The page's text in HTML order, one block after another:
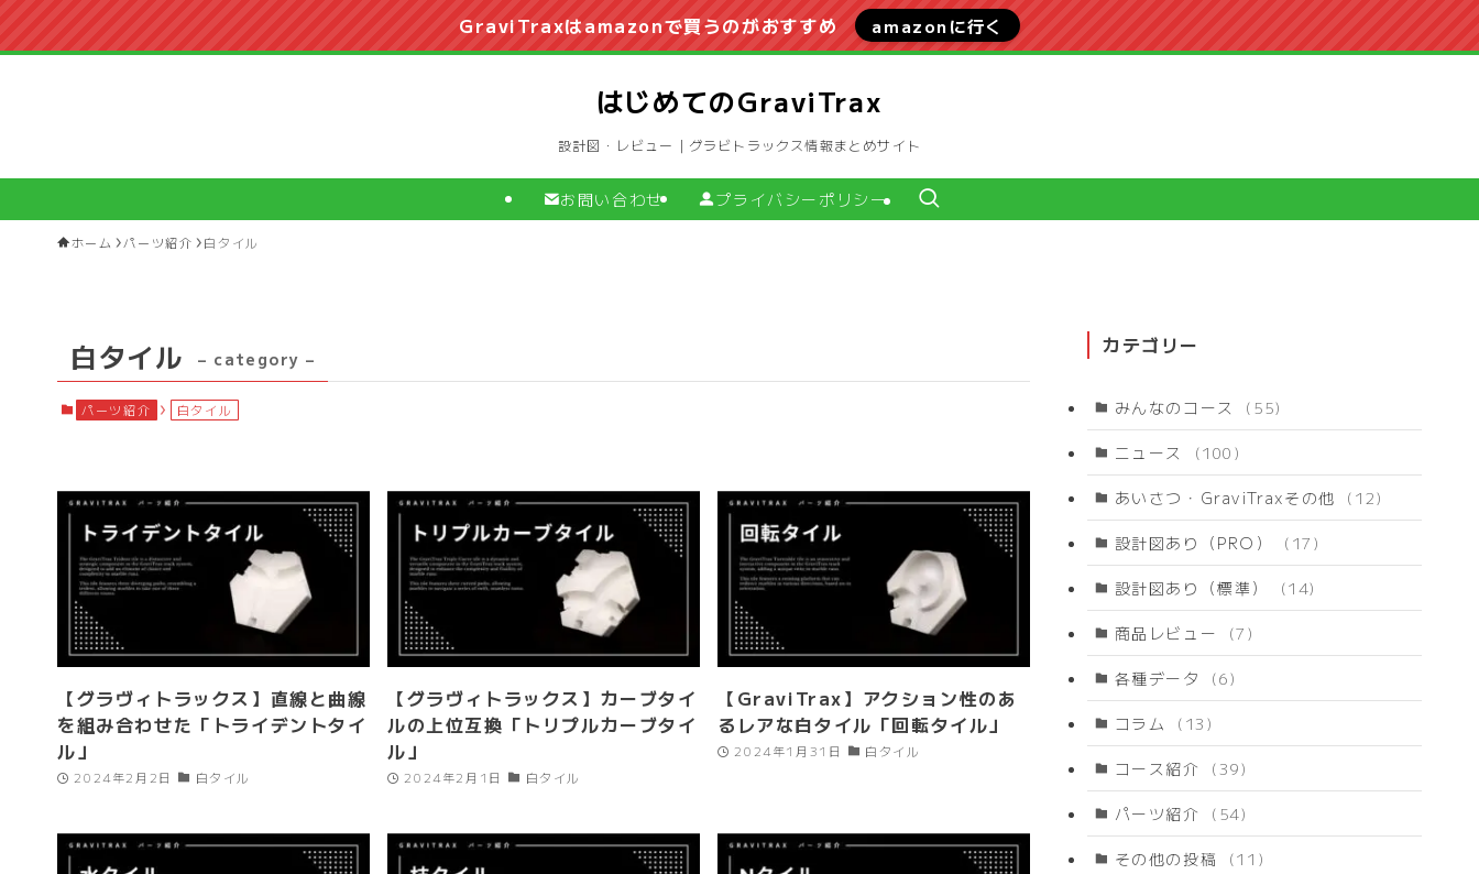
GraviTraxはamazonで買うのがおすすめ amazonに行く
はじめてのGraviTrax
設計図・レビュー｜グラビトラックス情報まとめサイト
お問い合わせ プライバシーポリシー
ホーム パーツ紹介 白タイル
白タイル – category –
パーツ紹介 白タイル
【グラヴィトラックス】直線と曲線
を組み合わせた「トライデントタイ
ル」
2024年2月2日 白タイル
【グラヴィトラックス】カーブタイ
ルの上位互換「トリプルカーブタイ
ル」
2024年2月1日 白タイル
【GraviTrax】アクション性のあ
るレアな白タイル「回転タイル」
2024年1月31日 白タイル
カテゴリー
みんなのコース (55)
ニュース (100)
あいさつ・GraviTraxその他 (12)
設計図あり（PRO） (17)
設計図あり（標準） (14)
商品レビュー (7)
各種データ (6)
コラム (13)
コース紹介 (39)
パーツ紹介 (54)
その他の投稿 (11)